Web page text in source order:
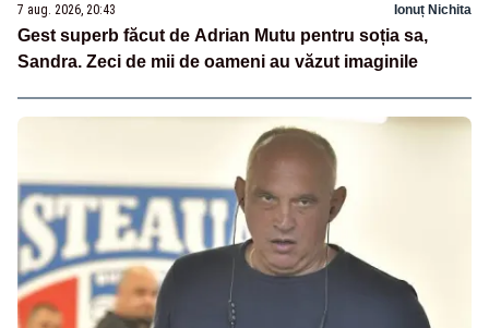
7 aug. 2026, 20:43 Ionuț Nichita
Gest superb făcut de Adrian Mutu pentru soția sa,
Sandra. Zeci de mii de oameni au văzut imaginile